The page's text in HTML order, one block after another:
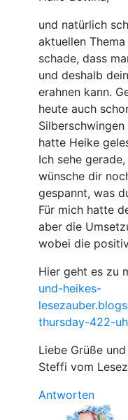
und natürlich
aktuellen
schade, dass
und deshalb
erahnen kann.
heute auch
hatte Heike
Ich sehe
wünsche dir
gespannt, was
Für mich hatte
aber die
wobei die
Hier geht es zu
und-heikes-
thursday-422-
Liebe Grüße
Steffi vom
Antworten